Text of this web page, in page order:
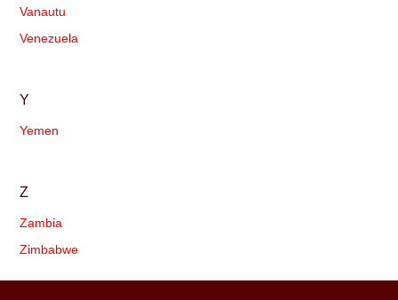
Vanautu
Venezuela
Y
Yemen
Z
Zambia
Zimbabwe